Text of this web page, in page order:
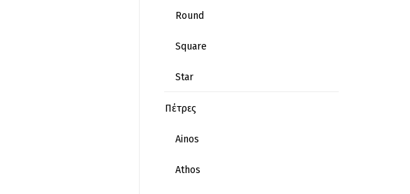
Round
Square
Star
Πέτρες
Ainos
Athos